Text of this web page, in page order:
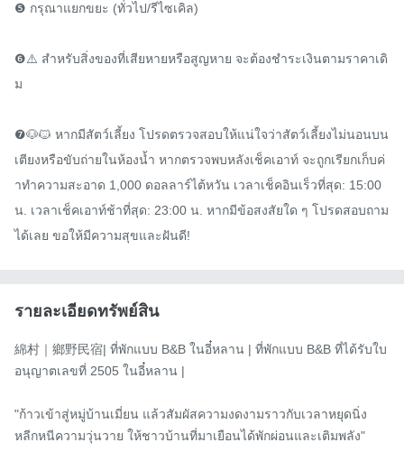
❺ กรุณาแยกขยะ (ทั่วไป/รีไซเคิล)
❻⚠️ สำหรับสิ่งของที่เสียหายหรือสูญหาย จะต้องชำระเงินตามราคาเดิ
ม
❼🐶🐱 หากมีสัตว์เลี้ยง โปรดตรวจสอบให้แน่ใจว่าสัตว์เลี้ยงไม่นอนบน
เตียงหรือขับถ่ายในห้องน้ำ หากตรวจพบหลังเช็คเอาท์ จะถูกเรียกเก็บค่
าทำความสะอาด 1,000 ดอลลาร์ไต้หวัน เวลาเช็คอินเร็วที่สุด: 15:00
น. เวลาเช็คเอาท์ช้าที่สุด: 23:00 น. หากมีข้อสงสัยใด ๆ โปรดสอบถาม
ได้เลย ขอให้มีความสุขและฝันดี!
รายละเอียดทรัพย์สิน
綿村｜鄉野民宿| ที่พักแบบ B&B ในอี๋หลาน | ที่พักแบบ B&B ที่ได้รับใบ
อนุญาตเลขที่ 2505 ในอี๋หลาน |
"ก้าวเข้าสู่หมู่บ้านเมี่ยน แล้วสัมผัสความงดงามราวกับเวลาหยุดนิ่ง
หลีกหนีความวุ่นวาย ให้ชาวบ้านที่มาเยือนได้พักผ่อนและเติมพลัง"